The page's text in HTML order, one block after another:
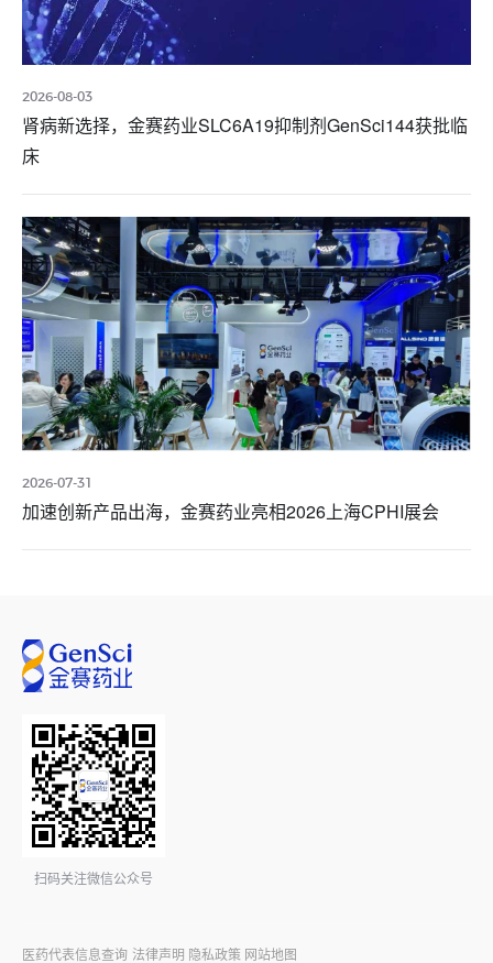
2026-08-03
肾病新选择，金赛药业SLC6A19抑制剂GenSci144获批临
床
2026-07-31
加速创新产品出海，金赛药业亮相2026上海CPHI展会
扫码关注微信公众号
医药代表信息查询 法律声明 隐私政策 网站地图